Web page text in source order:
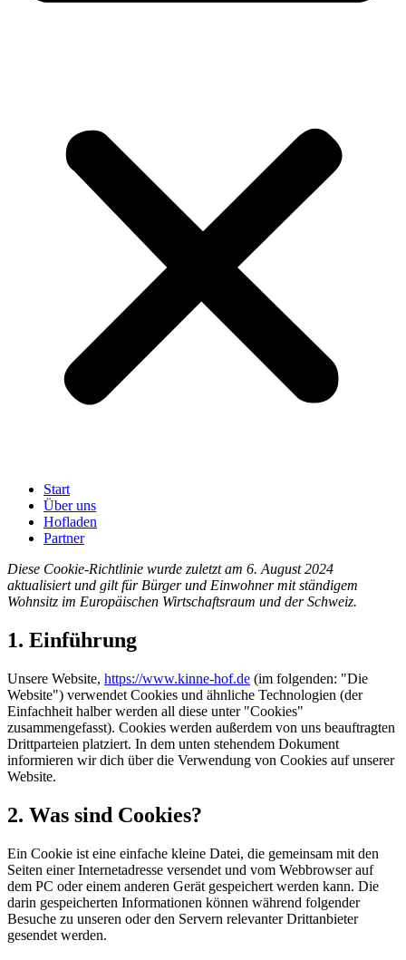
Start
Über uns
Hofladen
Partner
Diese Cookie-Richtlinie wurde zuletzt am 6. August 2024
aktualisiert und gilt für Bürger und Einwohner mit ständigem
Wohnsitz im Europäischen Wirtschaftsraum und der Schweiz.
1. Einführung
Unsere Website, https://www.kinne-hof.de (im folgenden: "Die
Website") verwendet Cookies und ähnliche Technologien (der
Einfachheit halber werden all diese unter "Cookies"
zusammengefasst). Cookies werden außerdem von uns beauftragten
Drittparteien platziert. In dem unten stehendem Dokument
informieren wir dich über die Verwendung von Cookies auf unserer
Website.
2. Was sind Cookies?
Ein Cookie ist eine einfache kleine Datei, die gemeinsam mit den
Seiten einer Internetadresse versendet und vom Webbrowser auf
dem PC oder einem anderen Gerät gespeichert werden kann. Die
darin gespeicherten Informationen können während folgender
Besuche zu unseren oder den Servern relevanter Drittanbieter
gesendet werden.